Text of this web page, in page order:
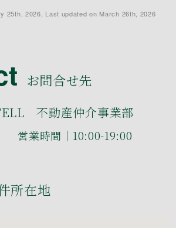
25th, 2026, Last updated on March 26th, 2026
お問合せ先
不動産仲介事業部
営業時間｜10:00-19:00
所在地